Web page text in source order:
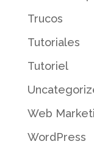
Trucos
Tutoriales
Tutoriel
Web
WordPress